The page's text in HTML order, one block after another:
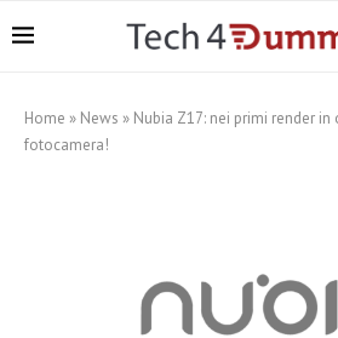
Home » News » Nubia Z17: nei primi render
fotocamera!